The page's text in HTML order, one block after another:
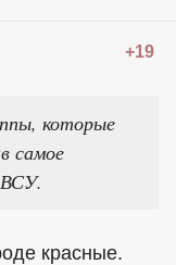
+19
которые
самое
красные.